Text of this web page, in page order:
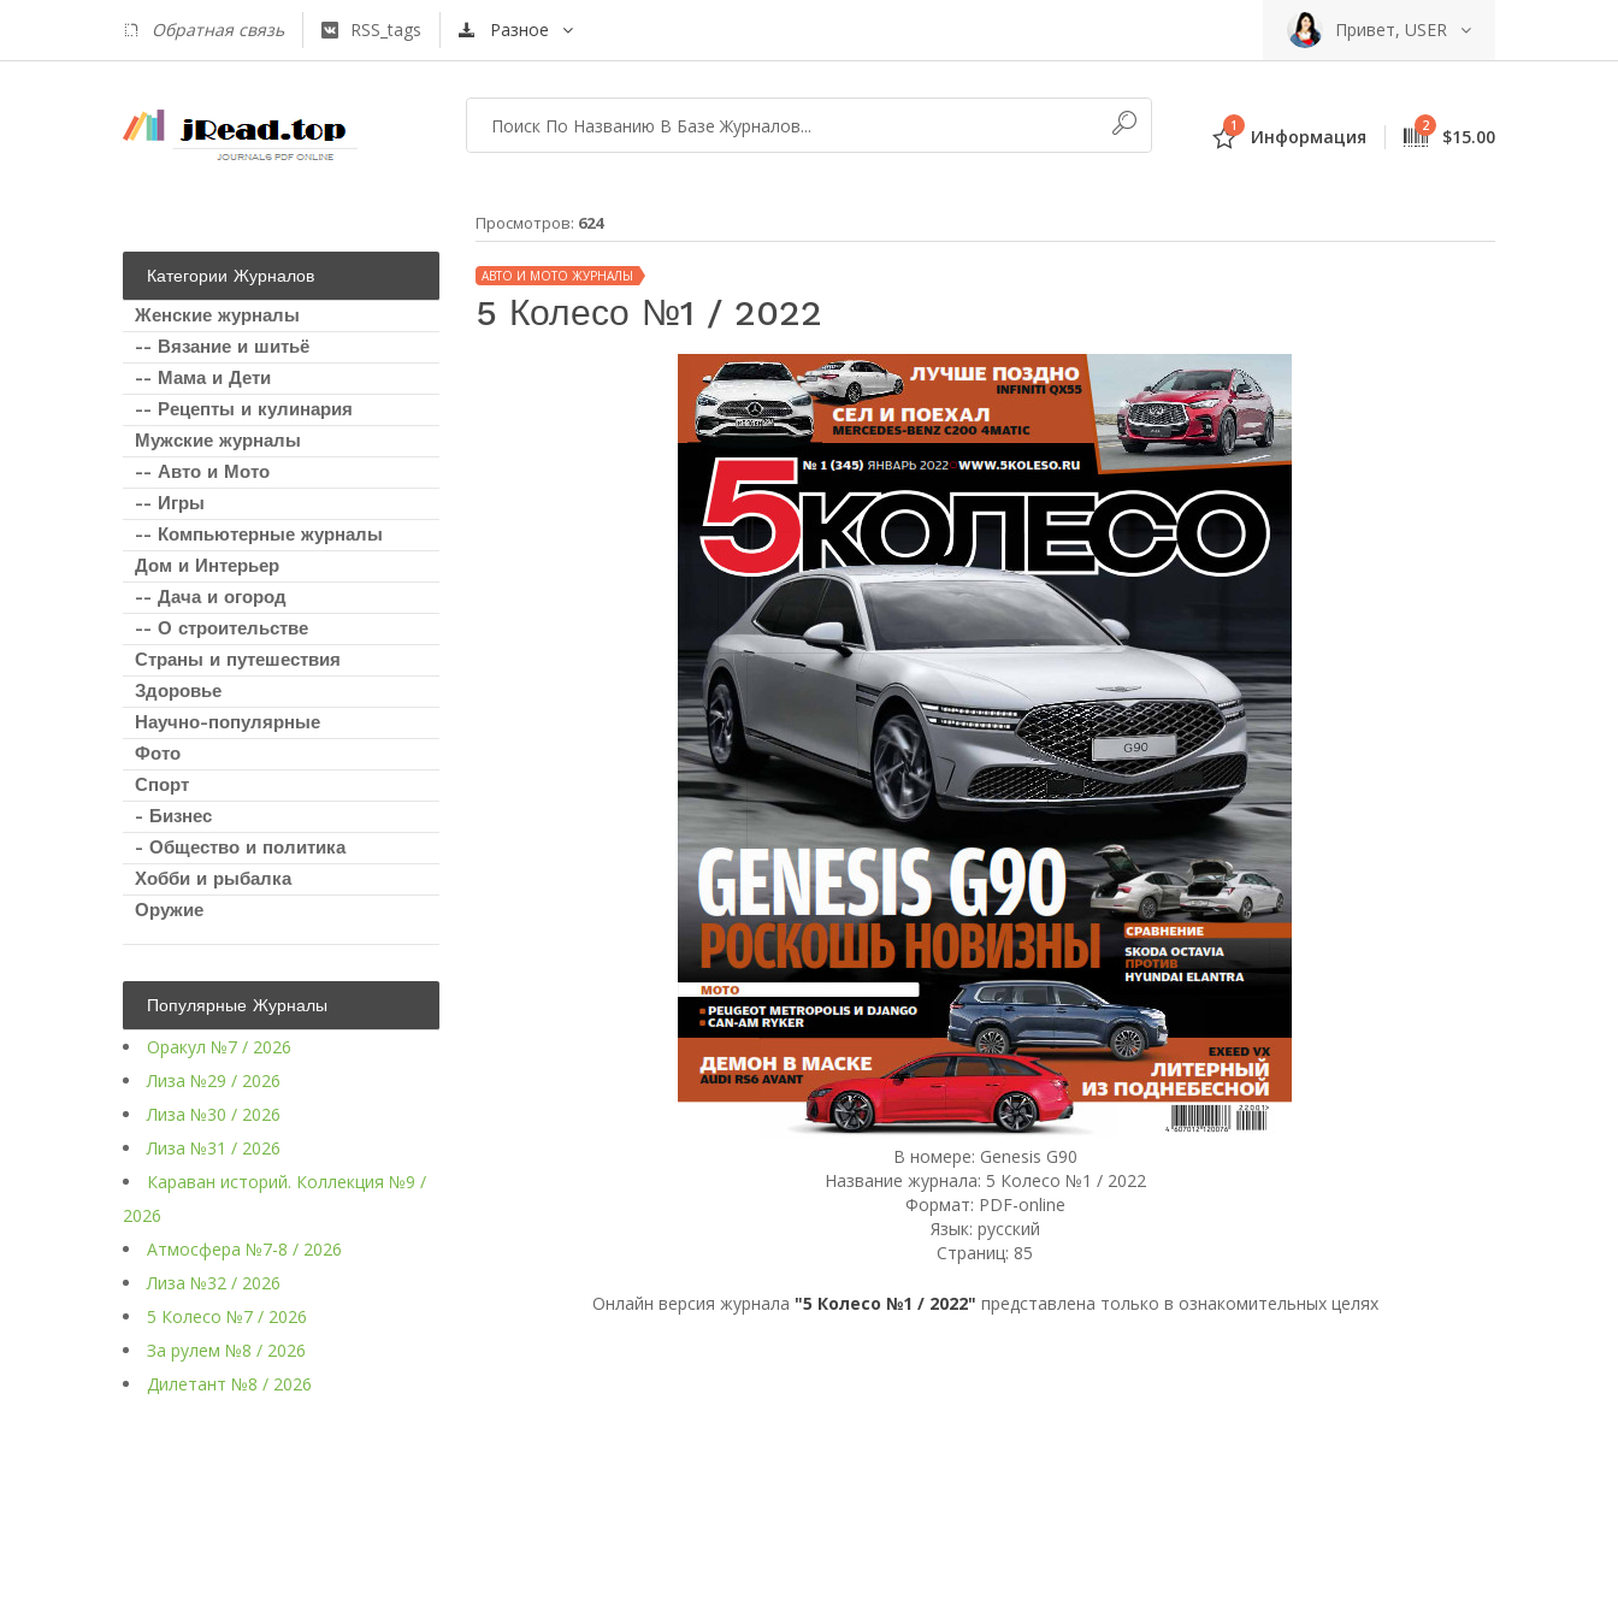
Обратная связь RSS_tags Разное Привет, USER
1 Информация 2 $15.00
Категории Журналов
Женские журналы
-- Вязание и шитьё
-- Мама и Дети
-- Рецепты и кулинария
Мужские журналы
-- Авто и Мото
-- Игры
-- Компьютерные журналы
Дом и Интерьер
-- Дача и огород
-- О строительстве
Страны и путешествия
Здоровье
Научно-популярные
Фото
Спорт
- Бизнес
- Общество и политика
Хобби и рыбалка
Оружие
Популярные Журналы
Оракул №7 / 2026
Лиза №29 / 2026
Лиза №30 / 2026
Лиза №31 / 2026
Караван историй. Коллекция №9 /
2026
Атмосфера №7-8 / 2026
Лиза №32 / 2026
5 Колесо №7 / 2026
За рулем №8 / 2026
Дилетант №8 / 2026
Просмотров: 624
АВТО И МОТО ЖУРНАЛЫ
5 Колесо №1 / 2022
В номере: Genesis G90
Название журнала: 5 Колесо №1 / 2022
Формат: PDF-online
Язык: русский
Страниц: 85
Онлайн версия журнала "5 Колесо №1 / 2022" представлена только в ознакомительных целях